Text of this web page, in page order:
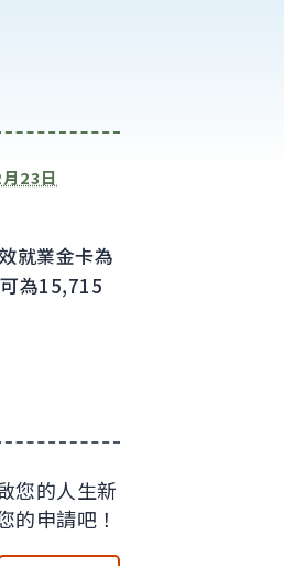
23日
就業金卡為
為15,715
您的人生新
的申請吧！